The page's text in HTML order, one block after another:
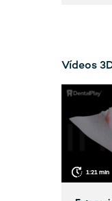
Vídeos
1:21 min